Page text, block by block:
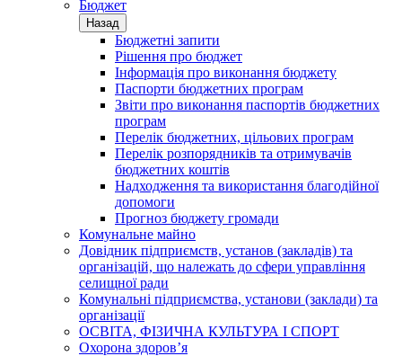
Бюджет
Назад
Бюджетні запити
Рішення про бюджет
Інформація про виконання бюджету
Паспорти бюджетних програм
Звіти про виконання паспортів бюджетних
програм
Перелік бюджетних, цільових програм
Перелік розпорядників та отримувачів
бюджетних коштів
Надходження та використання благодійної
допомоги
Прогноз бюджету громади
Комунальне майно
Довідник підприємств, установ (закладів) та
організацій, що належать до сфери управління
селищної ради
Комунальні підприємства, установи (заклади) та
організації
ОСВІТА, ФІЗИЧНА КУЛЬТУРА І СПОРТ
Охорона здоров’я